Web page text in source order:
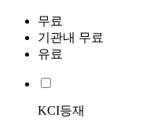
무료
기관내 무료
유료
KCI등재